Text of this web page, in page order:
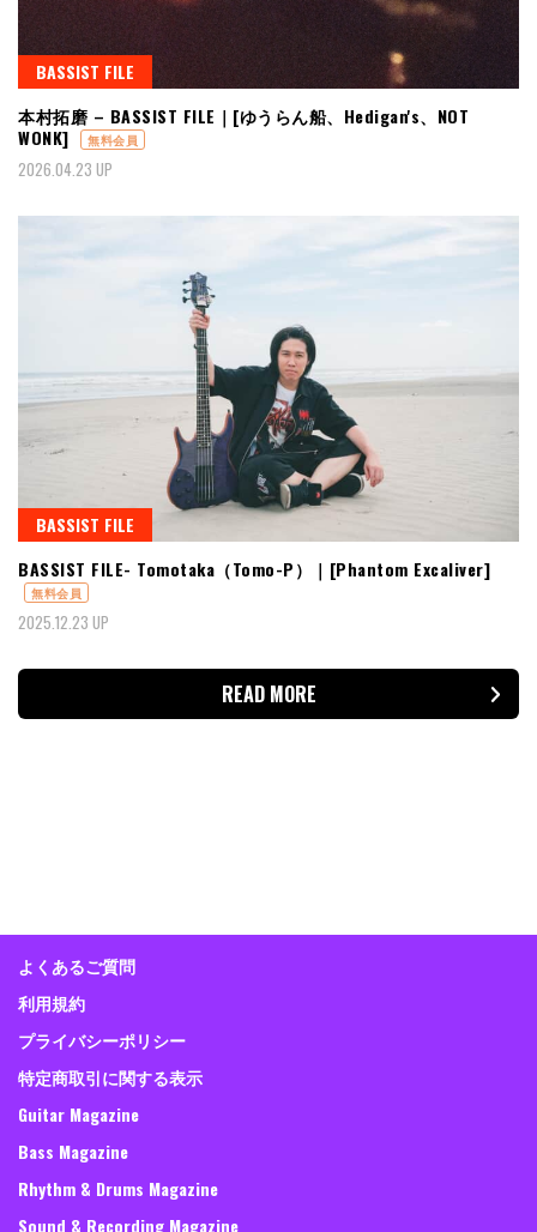
BASSIST FILE
本村拓磨 – BASSIST FILE｜[ゆうらん船、Hedigan's、NOT
WONK]
無料会員
2026.04.23 UP
BASSIST FILE
BASSIST FILE- Tomotaka（Tomo-P）｜[Phantom Excaliver]
無料会員
2025.12.23 UP
READ MORE
よくあるご質問
利用規約
プライバシーポリシー
特定商取引に関する表示
Guitar Magazine
Bass Magazine
Rhythm & Drums Magazine
Sound & Recording Magazine